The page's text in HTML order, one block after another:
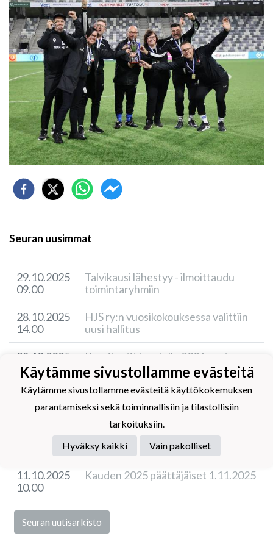
Seuran uusimmat
29.10.2025
09.00
Talvikausi lähestyy - ilmoittaudu
toimintaryhmiin
28.10.2025
14.00
HJS ry:n vuosikokouksessa valittiin
uusi hallitus
28.10.2025
10.00
Kausikortit kaudelle 2026 ovat
myynnissä
18.10.2025
09.30
Ohjaajaksi piti vain ryhtyä, mutta
valmentaminen vei mukanaan
12.10.2025
HJS sijoittui kahdeksanneksi Laura
Kalmari SM-lopputurnauksessa
11.10.2025
10.00
Kauden 2025 päättäjäiset 1.11.2025
Seuran uutisarkisto
Käytämme sivustollamme evästeitä
Käytämme sivustollamme evästeitä käyttökokemuksen
parantamiseksi sekä toiminnallisiin ja tilastollisiin
tarkoituksiin.
Hyväksy kaikki
Vain pakolliset